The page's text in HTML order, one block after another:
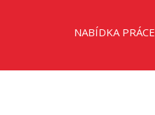
NABÍDKA PRÁCE